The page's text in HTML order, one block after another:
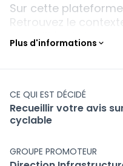
Sur cette
Retrouvez le
modalités de la
Découvrez les
avis !
(S'ouvre dans
En mairies et dans
Informez-vous sur
enjeux ; deux
Plus d'informations
CE QUI EST DÉCIDÉ
Recueillir votre avis
cyclable
GROUPE PROMOTEUR